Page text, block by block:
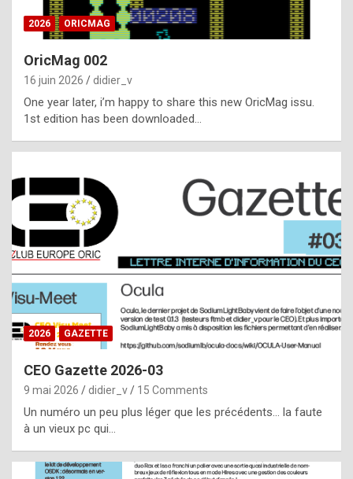
ff
i
l
t
t
s
t
a
s
i
e
f
o
2026 ORICMAG
OricMag 002
16 juin 2026 didier_v
One year later, i’m happy to share this new OricMag issu.
1st edition has been downloaded…
2026 GAZETTE
CEO Gazette 2026-03
9 mai 2026 didier_v 15 Comments
Un numéro un peu plus léger que les précédents… la faute
à un vieux pc qui…